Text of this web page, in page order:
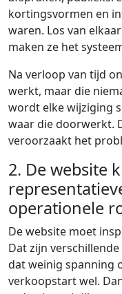
kortingsvormen en
waren. Los van
maken ze het
Na verloop van tijd
werkt, maar die
wordt elke wijziging
waar die doorwerkt.
veroorzaakt het
2. De website
operationele
De website moet
Dat zijn
dat weinig spanning
verkoopstart wel.